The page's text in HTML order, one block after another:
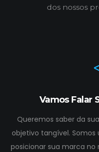
dos nossos
Vamos Falar
Queremos saber da
objetivo tangível.
posicionar sua marca